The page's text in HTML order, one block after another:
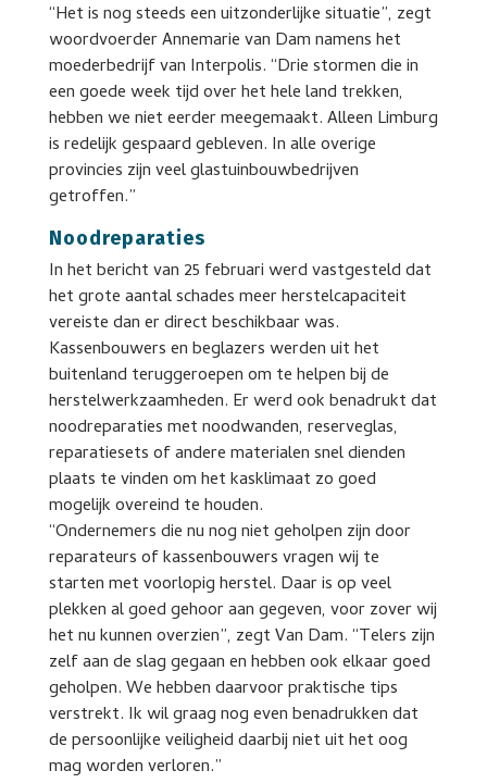
“Het is nog steeds een uitzonderlijke situatie”, zegt
woordvoerder Annemarie van Dam namens het
moederbedrijf van Interpolis. “Drie stormen die in
een goede week tijd over het hele land trekken,
hebben we niet eerder meegemaakt. Alleen Limburg
is redelijk gespaard gebleven. In alle overige
provincies zijn veel glastuinbouwbedrijven
getroffen.”
Noodreparaties
In het bericht van 25 februari werd vastgesteld dat
het grote aantal schades meer herstelcapaciteit
vereiste dan er direct beschikbaar was.
Kassenbouwers en beglazers werden uit het
buitenland teruggeroepen om te helpen bij de
herstelwerkzaamheden. Er werd ook benadrukt dat
noodreparaties met noodwanden, reserveglas,
reparatiesets of andere materialen snel dienden
plaats te vinden om het kasklimaat zo goed
mogelijk overeind te houden.
“Ondernemers die nu nog niet geholpen zijn door
reparateurs of kassenbouwers vragen wij te
starten met voorlopig herstel. Daar is op veel
plekken al goed gehoor aan gegeven, voor zover wij
het nu kunnen overzien”, zegt Van Dam. “Telers zijn
zelf aan de slag gegaan en hebben ook elkaar goed
geholpen. We hebben daarvoor praktische tips
verstrekt. Ik wil graag nog even benadrukken dat
de persoonlijke veiligheid daarbij niet uit het oog
mag worden verloren.”